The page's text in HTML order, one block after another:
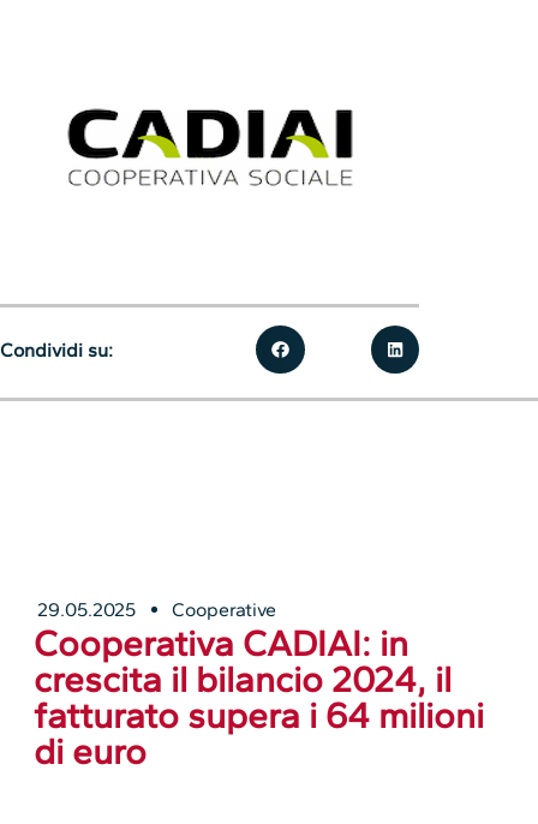
29.05.2025 Cooperative
Cooperativa CADIAI: in
crescita il bilancio 2024, il
fatturato supera i 64 milioni
di euro
Condividi su: